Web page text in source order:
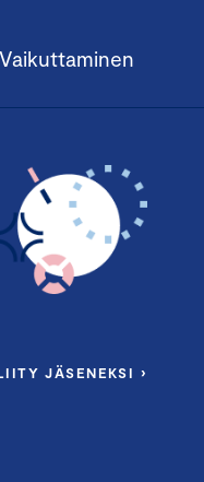
Vaikuttaminen
JÄSENEKSI ›